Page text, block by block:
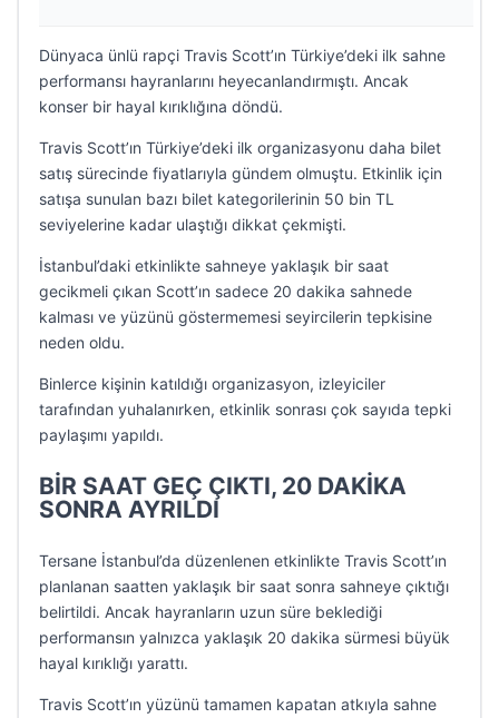
Dünyaca ünlü rapçi Travis Scott’ın Türkiye’deki ilk sahne
performansı hayranlarını heyecanlandırmıştı. Ancak
konser bir hayal kırıklığına döndü.
Travis Scott’ın Türkiye’deki ilk organizasyonu daha bilet
satış sürecinde fiyatlarıyla gündem olmuştu. Etkinlik için
satışa sunulan bazı bilet kategorilerinin 50 bin TL
seviyelerine kadar ulaştığı dikkat çekmişti.
İstanbul’daki etkinlikte sahneye yaklaşık bir saat
gecikmeli çıkan Scott’ın sadece 20 dakika sahnede
kalması ve yüzünü göstermemesi seyircilerin tepkisine
neden oldu.
Binlerce kişinin katıldığı organizasyon, izleyiciler
tarafından yuhalanırken, etkinlik sonrası çok sayıda tepki
paylaşımı yapıldı.
BİR SAAT GEÇ ÇIKTI, 20 DAKİKA
SONRA AYRILDI
Tersane İstanbul’da düzenlenen etkinlikte Travis Scott’ın
planlanan saatten yaklaşık bir saat sonra sahneye çıktığı
belirtildi. Ancak hayranların uzun süre beklediği
performansın yalnızca yaklaşık 20 dakika sürmesi büyük
hayal kırıklığı yarattı.
Travis Scott’ın yüzünü tamamen kapatan atkıyla sahne